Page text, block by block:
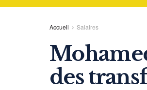
Accueil Salaires
des